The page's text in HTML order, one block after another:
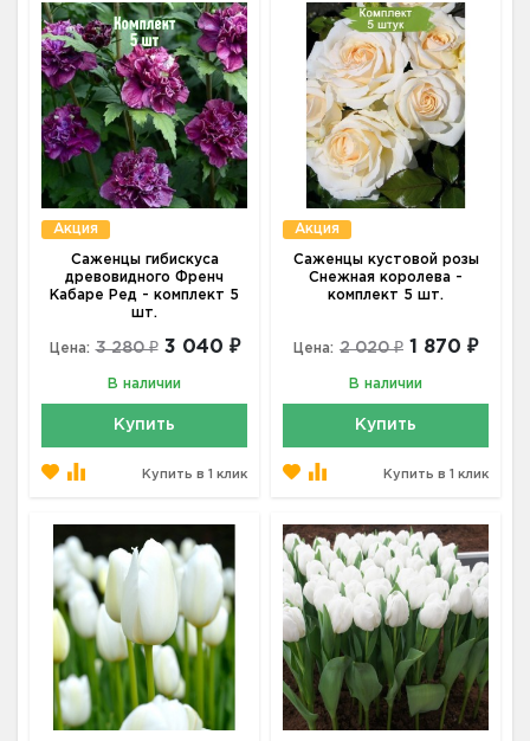
Акция
Саженцы гибискуса
древовидного Френч
Кабаре Ред - комплект 5
шт.
Цена: 3 280 ₽ 3 040 ₽
В наличии
Купить
Купить в 1 клик
Акция
Саженцы кустовой розы
Снежная королева -
комплект 5 шт.
Цена: 2 020 ₽ 1 870 ₽
В наличии
Купить
Купить в 1 клик